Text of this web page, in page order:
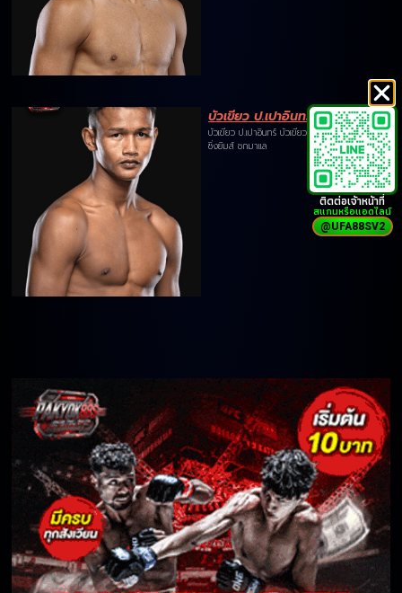
บัวเขียว ป.เปาอินทร์
บัวเขียว ป.เปาอินทร์ บัวเขียว ป.เปาอินทร์ N&P บ๊อก
ซิ่งยิมส์ ชกมาแล
ติดต่อเจ้าหน้าที่
สแกนหรือแอดไลน์
@UFA88SV2